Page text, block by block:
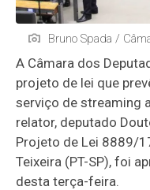
Bruno Spada /
A Câmara dos
projeto de lei que
serviço de streaming
relator, deputado
Projeto de Lei 8889/
Teixeira (PT-SP), foi
desta terça-feira.